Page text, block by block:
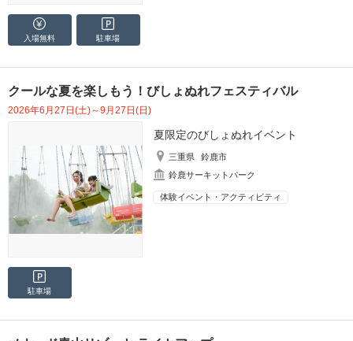
入場無料 駐車場
クールな夏を楽しもう！びしょぬれフェスティバル
2026年6月27日(土)～9月27日(日)
夏限定のびしょぬれイベント
三重県
鈴鹿市
鈴鹿サーキットパーク
体験イベント・アクティビティ
駐車場